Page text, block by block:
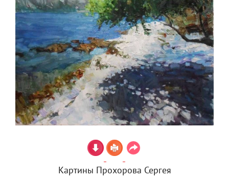
Картины Прохорова Сергея